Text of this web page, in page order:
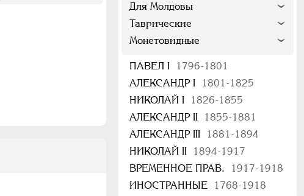
Для Молдовы
Таврические
Монетовидные
ПАВЕЛ I
1796-1801
АЛЕКСАНДР I
1801-1825
НИКОЛАЙ I
1826-1855
АЛЕКСАНДР II
1855-1881
АЛЕКСАНДР III
1881-1894
НИКОЛАЙ II
1894-1917
ВРЕМЕННОЕ ПРАВ.
1917-1918
ИНОСТРАННЫЕ
1768-1918